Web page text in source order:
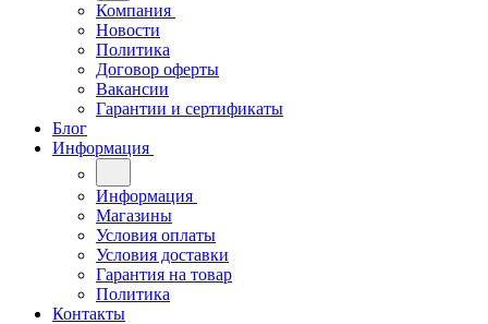
Компания
Новости
Политика
Договор оферты
Вакансии
Гарантии и сертификаты
Блог
Информация
Информация
Магазины
Условия оплаты
Условия доставки
Гарантия на товар
Политика
Контакты